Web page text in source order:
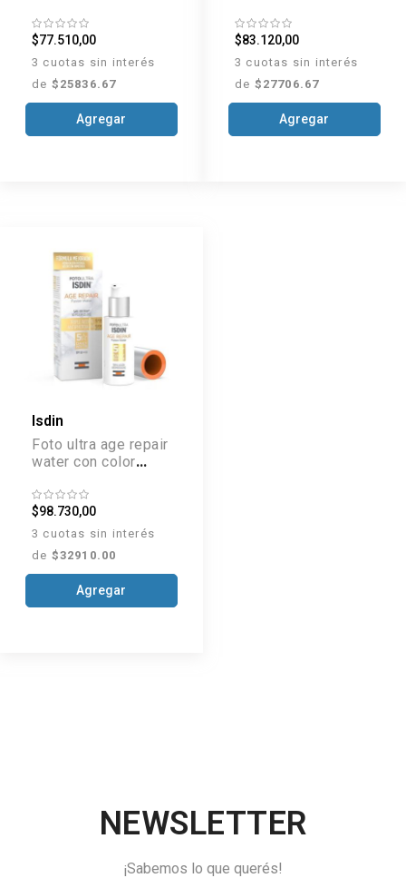
$77.510,00
3 cuotas sin interés
de $25836.67
Agregar
ml
$83.120,00
3 cuotas sin interés
de $27706.67
Agregar
Isdin
Foto ultra age repair
water con color
$98.730,00
3 cuotas sin interés
de $32910.00
Agregar
NEWSLETTER
¡Sabemos lo que querés!